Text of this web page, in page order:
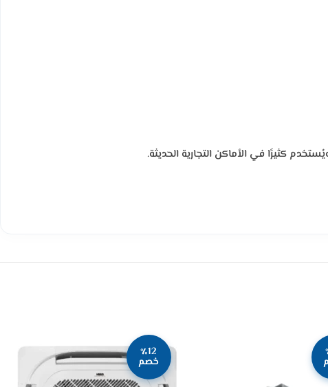
كثيرًا في الأماكن التجارية الحديثة.
٪12
خصم